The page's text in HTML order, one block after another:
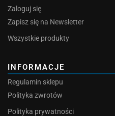
Zaloguj się
Zapisz się na Newsletter
Wszystkie produkty
INFORMACJE
Regulamin sklepu
Polityka zwrotów
Polityka prywatności